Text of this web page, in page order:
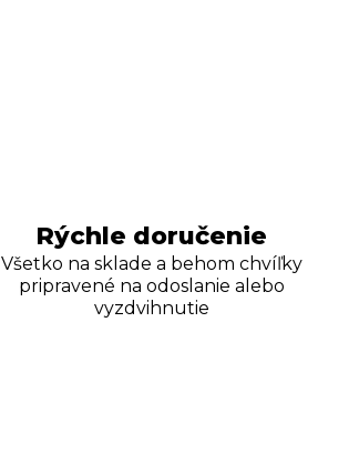
Rýchle doručenie
Všetko na sklade a behom chvíľky
pripravené na odoslanie alebo
vyzdvihnutie